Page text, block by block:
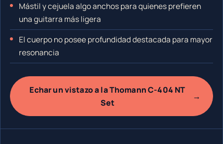
Mástil y cejuela algo anchos para quienes prefieren
una guitarra más ligera
El cuerpo no posee profundidad destacada para mayor
resonancia
Echar un vistazo a la Thomann C-404 NT
Set
→